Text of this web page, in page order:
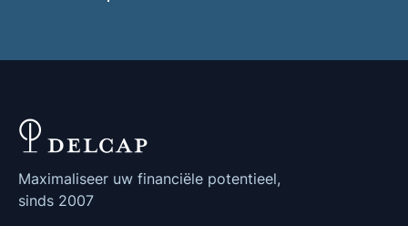
Maximaliseer uw financiële potentieel,
sinds 2007